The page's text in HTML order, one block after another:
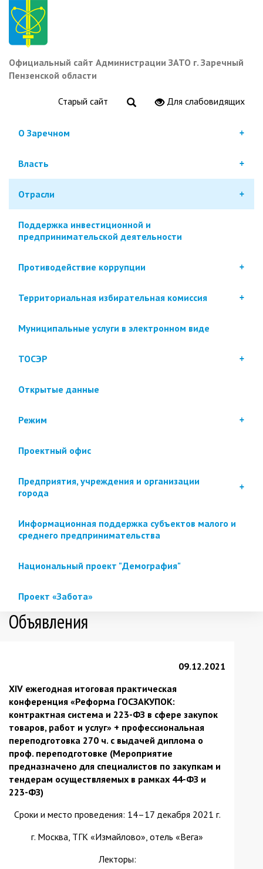
Перейти
основному
содержанию
Официальный сайт Администрации ЗАТО г. Заречный
Пензенской области
Старый сайт Для слабовидящих
О Заречном
Власть
Отрасли
Поддержка инвестиционной и
предпринимательской деятельности
Противодействие коррупции
Территориальная избирательная комиссия
Муниципальные услуги в электронном виде
ТОСЭР
Открытые данные
Режим
Проектный офис
Предприятия, учреждения и организации
города
Информационная поддержка субъектов малого и
среднего предпринимательства
Национальный проект "Демография"
Проект «Забота»
Объявления
09.12.2021
XIV ежегодная итоговая практическая
конференция «Реформа ГОСЗАКУПОК:
контрактная система и 223-ФЗ в сфере закупок
товаров, работ и услуг» + профессиональная
переподготовка 270 ч. с выдачей диплома о
проф. переподготовке (Мероприятие
предназначено для специалистов по закупкам и
тендерам осуществляемых в рамках 44-ФЗ и
223-ФЗ)
Сроки и место проведения: 14–17 декабря 2021 г.
г. Москва, ТГК «Измайлово», отель «Вега»
Лекторы: